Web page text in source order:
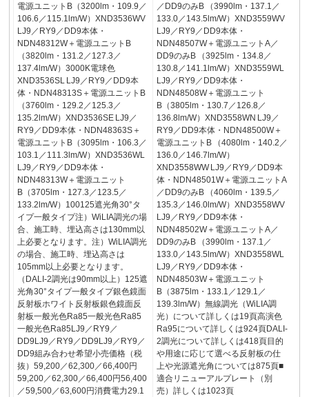
電源ユニットB（3200lm・109.9／
106.6／115.1lm/W）XND3536WV
LJ9／RY9／DD9本体・
NDN48312W＋電源ユニットB
（3820lm・131.2／127.3／
137.4lm/W）3000K電球色
XND3536SL LJ9／RY9／DD9本
体・NDN48313S＋電源ユニットB
（3760lm・129.2／125.3／
135.2lm/W）XND3536SE LJ9／
RY9／DD9本体・NDN48363S＋
電源ユニットB（3095lm・106.3／
103.1／111.3lm/W）XND3536WL
LJ9／RY9／DD9本体・
NDN48313W＋電源ユニット
B（3705lm・127.3／123.5／
133.2lm/W）100125遮光角30°タ
イプ一般タイプ注）WiLIA調光の場
合、施工時、埋込高さは130mm以
上必要となります。注）WiLIA調光
の場合、施工時、埋込高さは
105mm以上必要となります。
（DALI-2調光は90mm以上）125遮
光角30°タイプ一般タイプ銀色鏡面
反射板ホワイト反射板銀色鏡面反
射板一般光色Ra85一般光色Ra85
一般光色Ra85LJ9／RY9／
DD9LJ9／RY9／DD9LJ9／RY9／
DD9組み合わせ希望小売価格（税
抜）59,200／62,300／66,400円
59,200／62,300／66,400円56,400
／59,500／63,600円消費電力29.1
／DD9のみB （3990lm・137.1／
133.0／143.5lm/W）XND3559WV
LJ9／RY9／DD9本体・
NDN48507W＋電源ユニットA／
DD9のみB （3925lm・134.8／
130.8／141.1lm/W）XND3559WL
LJ9／RY9／DD9本体・
NDN48508W＋電源ユニット
B（3805lm・130.7／126.8／
136.8lm/W）XND3558WN LJ9／
RY9／DD9本体・NDN48500W＋
電源ユニットB （4080lm・140.2／
136.0／146.7lm/W）
XND3558WW LJ9／RY9／DD9本
体・NDN48501W＋電源ユニットA
／DD9のみB （4060lm・139.5／
135.3／146.0lm/W）XND3558WV
LJ9／RY9／DD9本体・
NDN48502W＋電源ユニットA／
DD9のみB （3990lm・137.1／
133.0／143.5lm/W）XND3558WL
LJ9／RY9／DD9本体・
NDN48503W＋電源ユニット
B（3875lm・133.1／129.1／
139.3lm/W）無線調光（WiLIA調
光）について詳しくは19頁高演色
Ra95について詳しくは924頁DALI-
2調光について詳しくは418頁目的
や用途に応じて選べる反射板の仕
上や光源遮光角については875頁■
適合リニューアルプレート（別
売）詳しくは1023頁